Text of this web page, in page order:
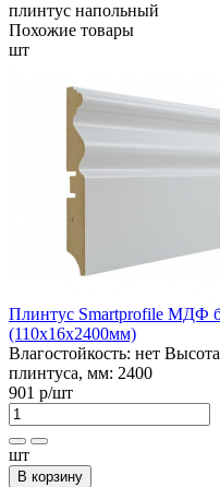
плинтус напольный
Похожие товары
шт
Плинтус Smartprofile МДФ
(110х16х2400мм)
Влагостойкость: нет
плинтуса, мм: 2400
901 р/шт
шт
В корзину